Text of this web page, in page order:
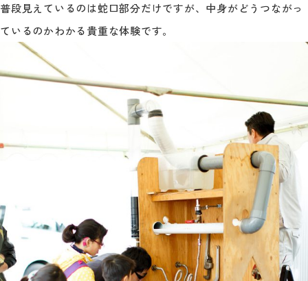
普段見えているのは蛇口部分だけですが、中身がどうつながっ
ているのかわかる貴重な体験です。